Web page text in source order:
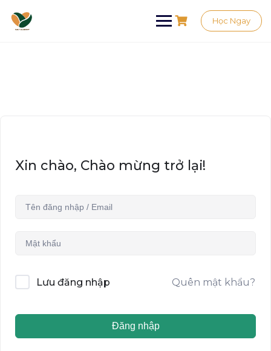
Học Ngay
Xin chào, Chào mừng trở lại!
Lưu đăng nhập Quên mật khẩu?
Đăng nhập